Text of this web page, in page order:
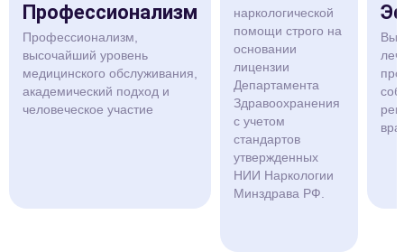
Профессионализм
Профессионализм,
высочайший уровень
медицинского обслуживания,
академический подход и
человеческое участие
наркологической
помощи строго на
основании
лицензии
Департамента
Здравоохранения
с учетом
стандартов
утвержденных
НИИ Наркологии
Минздрава РФ.